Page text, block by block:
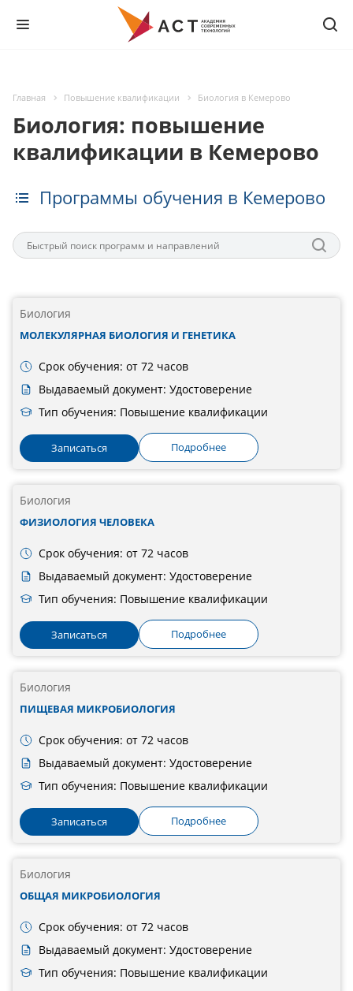
Главная Повышение квалификации Биология в Кемерово
Биология: повышение
квалификации в Кемерово
Программы обучения в Кемерово
Биология
МОЛЕКУЛЯРНАЯ БИОЛОГИЯ И ГЕНЕТИКА
Срок обучения: от 72 часов
Выдаваемый документ: Удостоверение
Тип обучения: Повышение квалификации
Записаться Подробнее
Биология
ФИЗИОЛОГИЯ ЧЕЛОВЕКА
Срок обучения: от 72 часов
Выдаваемый документ: Удостоверение
Тип обучения: Повышение квалификации
Записаться Подробнее
Биология
ПИЩЕВАЯ МИКРОБИОЛОГИЯ
Срок обучения: от 72 часов
Выдаваемый документ: Удостоверение
Тип обучения: Повышение квалификации
Записаться Подробнее
Биология
ОБЩАЯ МИКРОБИОЛОГИЯ
Срок обучения: от 72 часов
Выдаваемый документ: Удостоверение
Тип обучения: Повышение квалификации